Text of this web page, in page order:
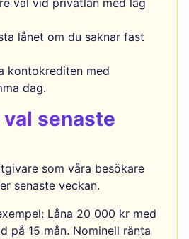
lånet om du saknar fast
kontokrediten med
dag.
senaste
som våra besökare
senaste veckan.
Låna 20 000 kr med
på 15 mån. Nominell ränta